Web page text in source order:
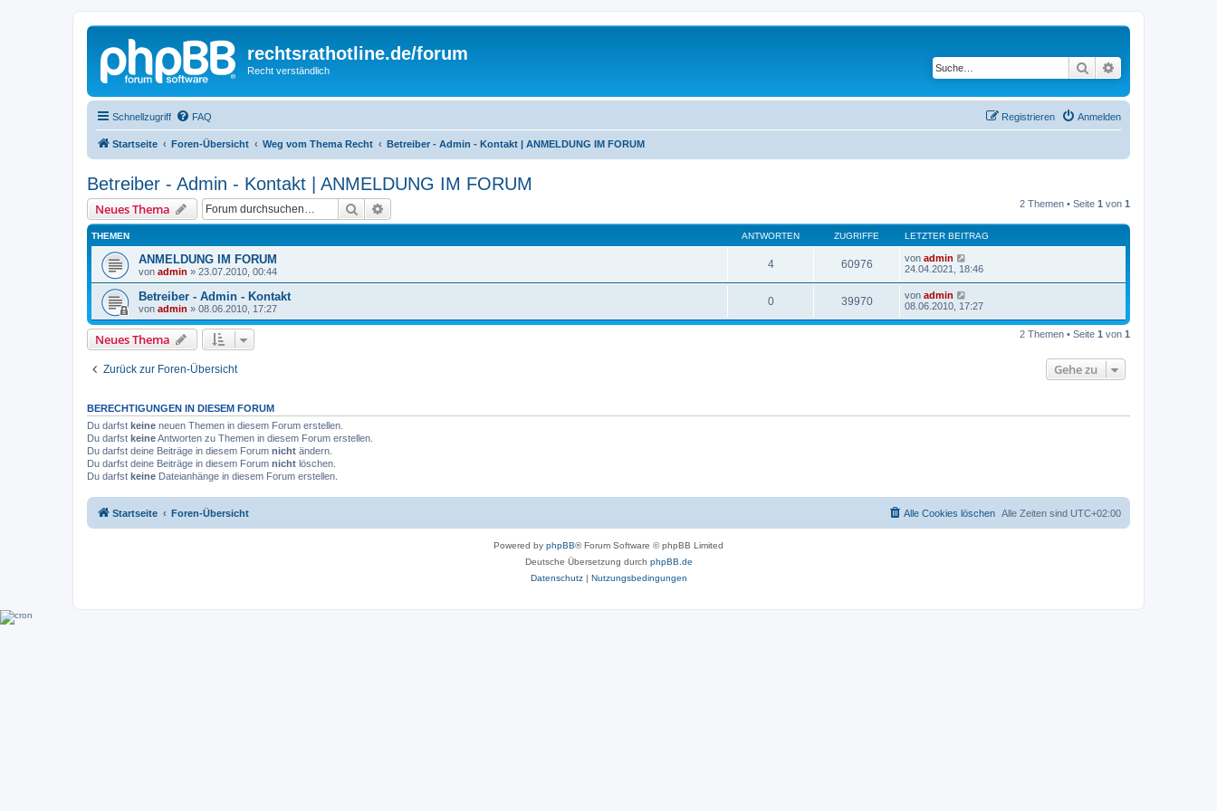
rechtsrathotline.de/forum
Recht verständlich Suche
Schnellzugriff FAQ Anmelden
Registrieren
Startseite Foren-Übersicht Weg vom Thema Recht Betreiber - Admin - Kontakt | ANMELDUNG IM FORUM
Betreiber - Admin - Kontakt | ANMELDUNG IM FORUM
Neues Thema Suche 2 Themen • Seite 1 von 1
THEMEN ANTWORTEN ZUGRIFFE LETZTER BEITRAG
ANMELDUNG IM FORUM
von admin » 23.07.2010, 00:44
4 60976 von admin
24.04.2021, 18:46
Betreiber - Admin - Kontakt
von admin » 08.06.2010, 17:27
0 39970 von admin
08.06.2010, 17:27
Neues Thema 2 Themen • Seite 1 von 1
Zurück zur Foren-Übersicht Gehe zu
BERECHTIGUNGEN IN DIESEM FORUM
Du darfst keine neuen Themen in diesem Forum erstellen.
Du darfst keineAntworten zu Themen in diesem Forum erstellen.
Du darfst deine Beiträge in diesem Forum nicht ändern.
Du darfst deine Beiträge in diesem Forum nicht löschen.
Du darfst keine Dateianhänge in diesem Forum erstellen.
Startseite Foren-Übersicht Alle Zeiten sind UTC+02:00
Alle Cookies löschen
Powered by phpBB® Forum Software © phpBB Limited
Deutsche Übersetzung durch phpBB.de
Datenschutz| Nutzungsbedingungen